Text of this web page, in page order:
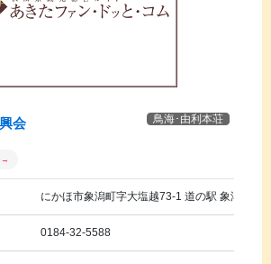
鳥海･由利本荘
会
にかほ市象潟町字大塩越73-1 道の駅 象潟「ね
0184-32-5588